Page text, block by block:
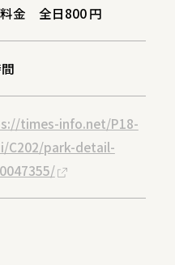
金 全日800 円
times-info.net/P18-
C202/park-detail-